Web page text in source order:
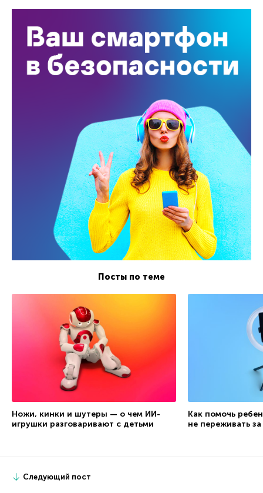
Посты по теме
Ножи, кинки и шутеры — о чем ИИ-
игрушки разговаривают с детьми
Как помочь
не переживать
Следующий пост